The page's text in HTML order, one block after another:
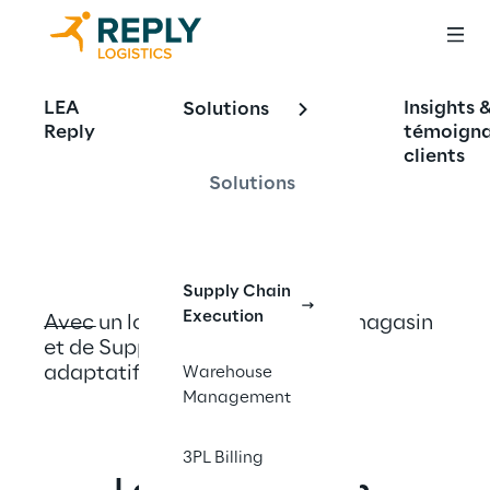
LEA
Reply
Solutions
Solutions
Supply Chain
Execution
Warehouse
Management
3PL Billing
Insights
clients
Transformer la
logistique grâce à
l'innovation
Avec un logiciel d'entrepôt, de magasin
et de Supply Chain intelligent,
adaptatif et modulaire.